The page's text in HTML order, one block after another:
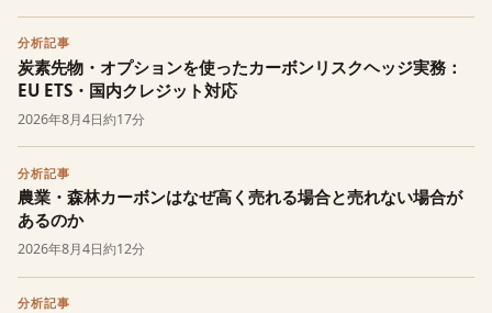
分析記事
炭素先物・オプションを使ったカーボンリスクヘッジ実務：
EU ETS・国内クレジット対応
2026年8月4日約17分
分析記事
農業・森林カーボンはなぜ高く売れる場合と売れない場合が
あるのか
2026年8月4日約12分
分析記事